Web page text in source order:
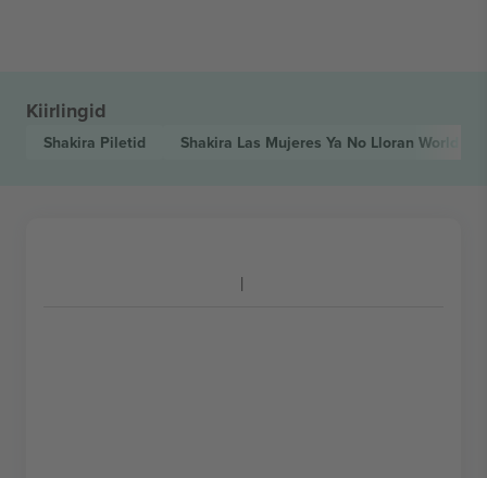
Kiirlingid
Shakira Piletid Shakira Las Mujeres Ya No Lloran World